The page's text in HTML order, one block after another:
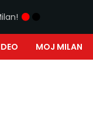
MOJ MILAN